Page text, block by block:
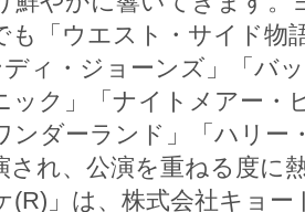
も「ウエスト・サイド物
ディ・ジョーンズ」「バ
ック」「ナイトメアー・
ンダーランド」「ハリー
され、公演を重ねる度に
(R)」は、株式会社キョ